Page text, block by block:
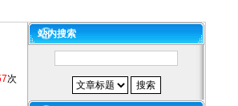
次
站内搜索